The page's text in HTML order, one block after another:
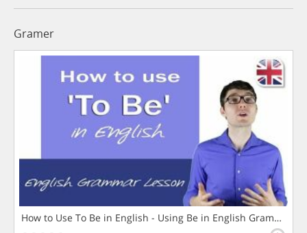
Gramer
How to Use To Be in English - Using Be in English Grammar